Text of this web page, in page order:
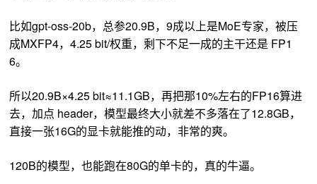
比如gpt-oss-20b，总参20.9B，9成以上是MoE专家，被压
成MXFP4，4.25 bit/权重，剩下不足一成的主干还是 FP1
6。
所以20.9B×4.25 bit≈11.1GB，再把那10%左右的FP16算进
去，加点 header，模型最终大小就差不多落在了12.8GB，
直接一张16G的显卡就能推的动，非常的爽。
120B的模型，也能跑在80G的单卡的，真的牛逼。